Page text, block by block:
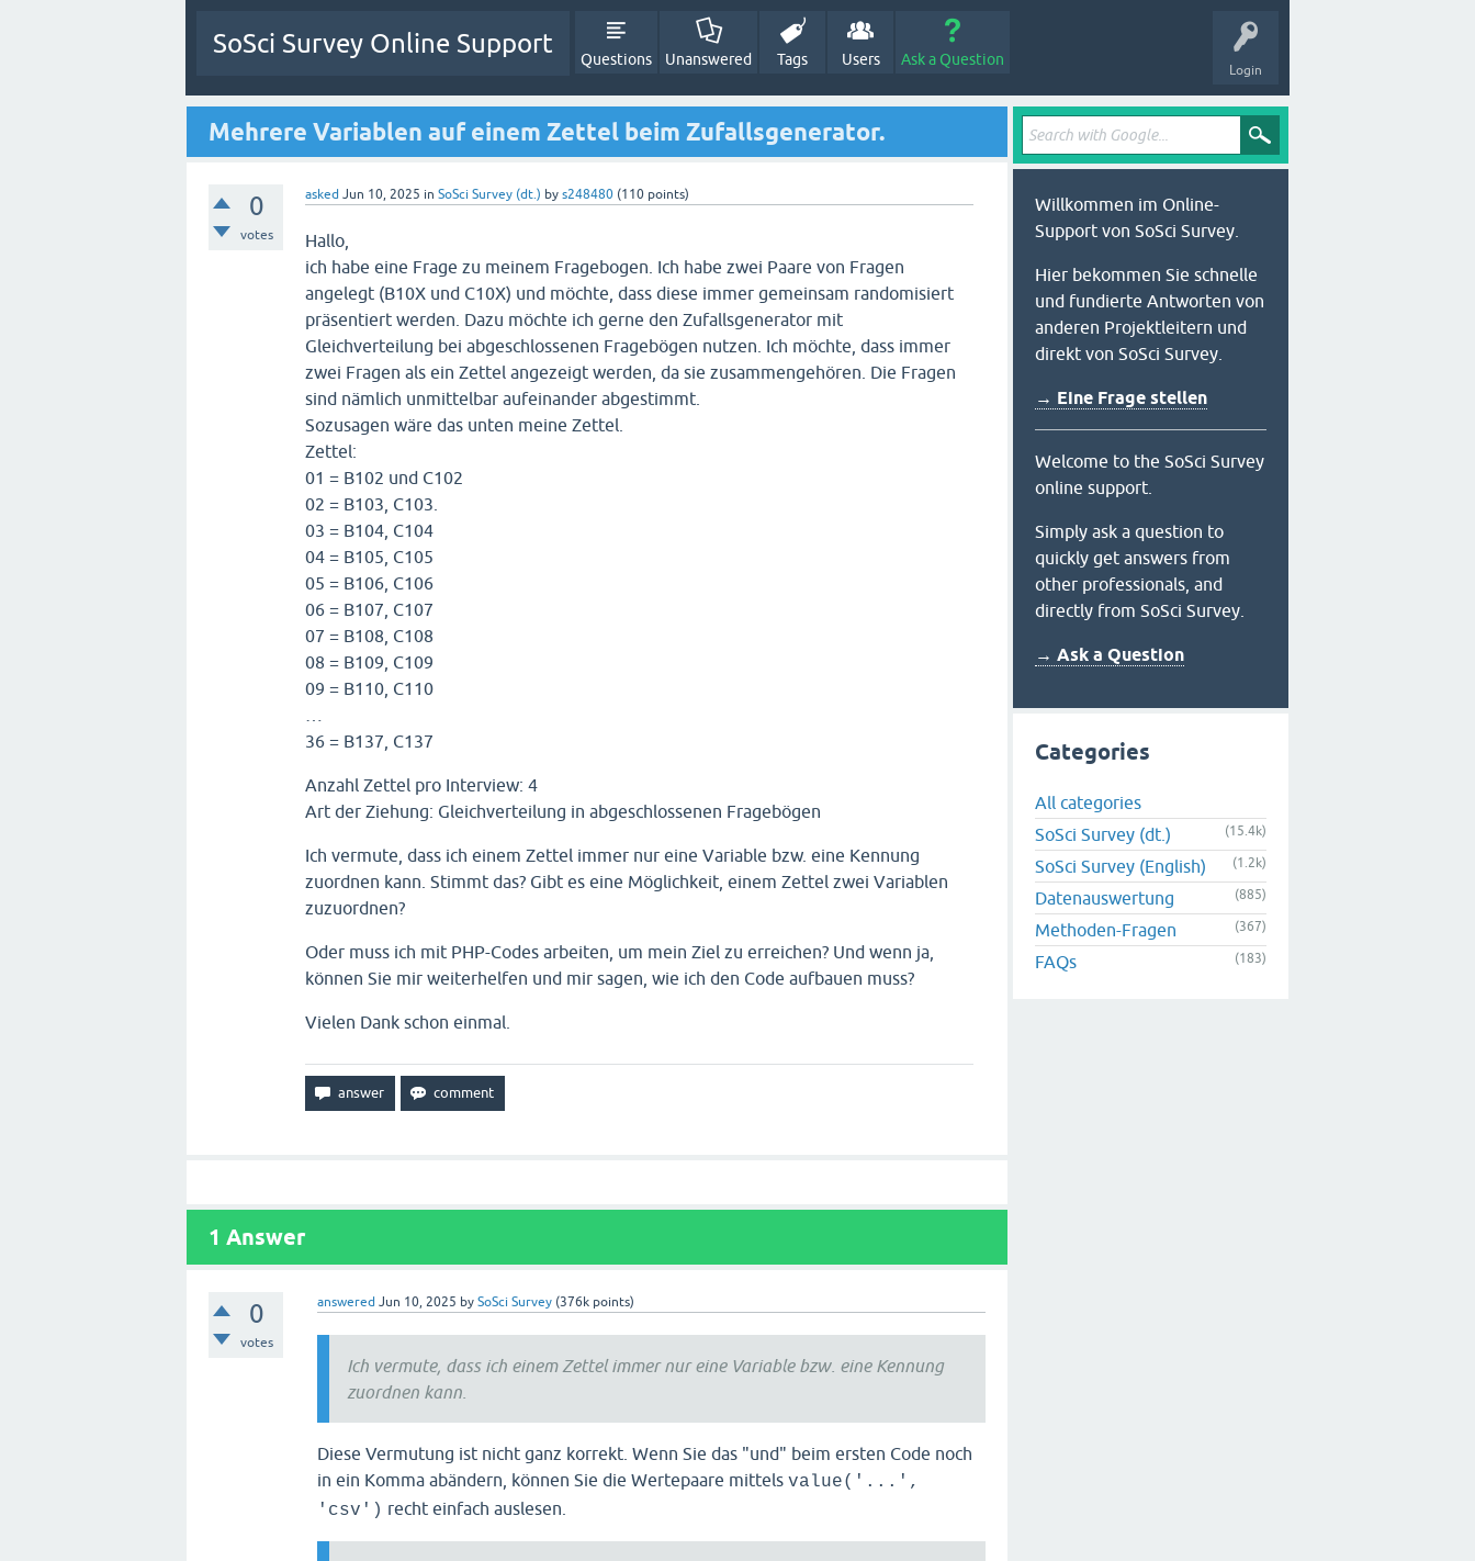
Login
SoSci Survey Online Support
Questions Unanswered Tags Users Ask a Question
Mehrere Variablen auf einem Zettel beim Zufallsgenerator.
0
votes
asked Jun 10, 2025 in SoSci Survey (dt.) by s248480 (110 points)
Hallo,
ich habe eine Frage zu meinem Fragebogen. Ich habe zwei Paare von Fragen
angelegt (B10X und C10X) und möchte, dass diese immer gemeinsam randomisiert
präsentiert werden. Dazu möchte ich gerne den Zufallsgenerator mit
Gleichverteilung bei abgeschlossenen Fragebögen nutzen. Ich möchte, dass immer
zwei Fragen als ein Zettel angezeigt werden, da sie zusammengehören. Die Fragen
sind nämlich unmittelbar aufeinander abgestimmt.
Sozusagen wäre das unten meine Zettel.
Zettel:
01 = B102 und C102
02 = B103, C103.
03 = B104, C104
04 = B105, C105
05 = B106, C106
06 = B107, C107
07 = B108, C108
08 = B109, C109
09 = B110, C110
36 = B137, C137
Anzahl Zettel pro Interview: 4
Art der Ziehung: Gleichverteilung in abgeschlossenen Fragebögen
Ich vermute, dass ich einem Zettel immer nur eine Variable bzw. eine Kennung
zuordnen kann. Stimmt das? Gibt es eine Möglichkeit, einem Zettel zwei Variablen
zuzuordnen?
Oder muss ich mit PHP-Codes arbeiten, um mein Ziel zu erreichen? Und wenn ja,
können Sie mir weiterhelfen und mir sagen, wie ich den Code aufbauen muss?
Vielen Dank schon einmal.
1 Answer
0
votes
answered Jun 10, 2025 bySoSci Survey (376k points)
Ich vermute, dass ich einem Zettel immer nur eine Variable bzw. eine Kennung
zuordnen kann.
Diese Vermutung ist nicht ganz korrekt. Wenn Sie das "und" beim ersten Code noch
in ein Komma abändern, können Sie die Wertepaare mittelsvalue('...',
'csv') recht einfach auslesen.
Willkommen im Online-
Support von SoSci Survey.
Hier bekommen Sie schnelle
und fundierte Antworten von
anderen Projektleitern und
direkt von SoSci Survey.
→ Eine Frage stellen
Welcome to the SoSci Survey
online support.
Simply ask a question to
quickly get answers from
other professionals, and
directly from SoSci Survey.
→ Ask a Question
Categories
All categories
SoSci Survey (dt.)
(15.4k)
SoSci Survey (English) (1.2k)
Datenauswertung (885)
Methoden-Fragen (367)
FAQs (183)